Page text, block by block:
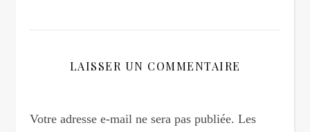
LAISSER UN COMMENTAIRE
Votre adresse e-mail ne sera pas publiée. Les